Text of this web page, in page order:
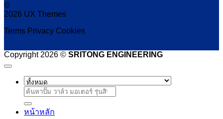
©
2026 UX Themes
Terms Privacy Cookies
Copyright 2026 © SRITONG ENGINEERING
ค้นหา:
หน้าหลัก